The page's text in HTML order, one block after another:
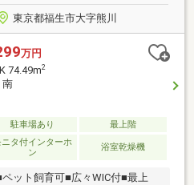
東京都福生市大字熊川
万円
74.49m2
南
駐車場あり 最上階
ニタ付インターホ
ン
浴室乾燥機
ット飼育可■広々WIC付■最上